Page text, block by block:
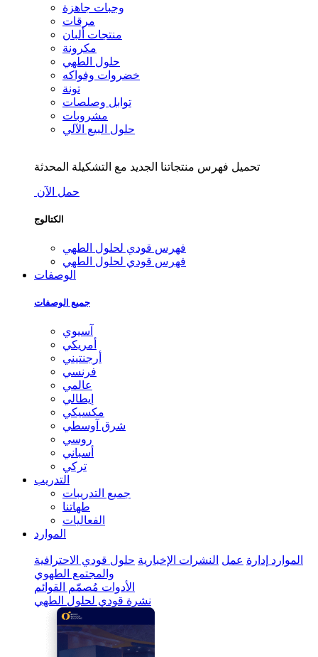
وجبات جاهزة
مرقات
منتجات ألبان
مكرونة
حلول الطهي
خضروات وفواكه
تونة
توابل وصلصات
مشروبات
حلول البيع الآلي
تحميل فهرس منتجاتنا الجديد مع التشكيلة المحدثة
حمل الآن
الكتالوج
فهرس قودي لحلول الطهي
فهرس قودي لحلول الطهي
الوصفات
جميع الوصفات
آسيوي
أمريكي
أرجنتيني
فرنسي
عالمي
إيطالي
مكسيكي
شرق آوسطي
روسي
أسباني
تركي
التدريب
جميع التدريبات
طهاتنا
الفعاليات
الموارد
الموارد إدارة عمل النشرات الإخبارية حلول قودي الاحترافية
والمجتمع الطهوي
الأدوات مُصمّم القوائم
نشرة قودي لحلول الطهي